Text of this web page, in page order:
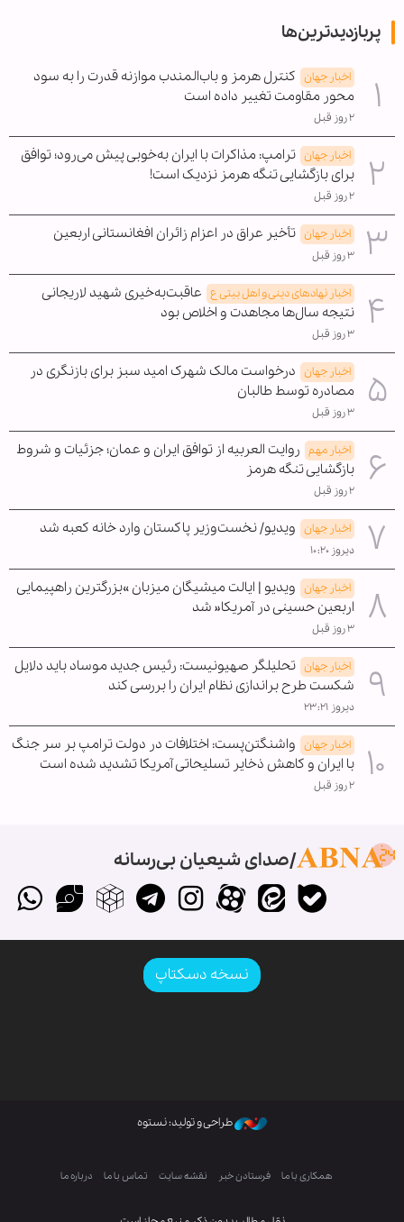
پربازدیدترین‌ها
اخبار جهان کنترل هرمز و باب‌المندب موازنه قدرت را به سود
محور مقاومت تغییر داده است
۲ روز قبل
اخبار جهان ترامپ: مذاکرات با ایران به‌خوبی پیش می‌رود؛ توافق
برای بازگشایی تنگه هرمز نزدیک است!
۲ روز قبل
اخبار جهان تأخیر عراق در اعزام زائران افغانستانی اربعین
۳ روز قبل
اخبار نهادهای دینی و اهل بیتی ع عاقبت‌به‌خیری شهید لاریجانی
نتیجه سال‌ها مجاهدت و اخلاص بود
۳ روز قبل
اخبار جهان درخواست مالک شهرک امید سبز برای بازنگری در
مصادره توسط طالبان
۳ روز قبل
اخبار مهم روایت العربیه از توافق ایران و عمان؛ جزئیات و شروط
بازگشایی تنگه هرمز
۲ روز قبل
اخبار جهان ویدیو/ نخست‌وزیر پاکستان وارد خانه کعبه شد
دیروز ۱۰:۲۰
اخبار جهان ویدیو | ایالت میشیگان میزبان »بزرگترین راهپیمایی
اربعین حسینی در آمریکا« شد
۳ روز قبل
اخبار جهان تحلیلگر صهیونیست: رئیس جدید موساد باید دلایل
شکست طرح براندازی نظام ایران را بررسی کند
دیروز ۲۳:۲۱
اخبار جهان واشنگتن‌پست: اختلافات در دولت ترامپ بر سر جنگ
با ایران و کاهش ذخایر تسلیحاتی آمریکا تشدید شده است
۲ روز قبل
صدای شیعیان بی‌رسانه
نسخه دسکتاپ
طراحی و تولید: نستوه
همکاری با ما فرستادن خبر نقشه سایت تماس با ما درباره ما